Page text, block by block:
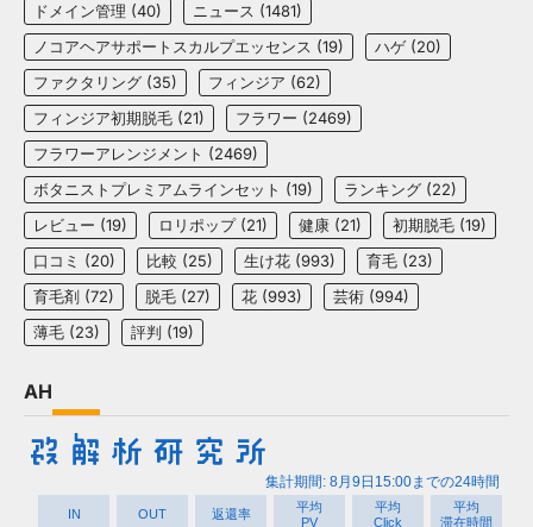
ドメイン管理 (40) ニュース (1481)
ノコアヘアサポートスカルプエッセンス (19) ハゲ (20)
ファクタリング (35) フィンジア (62)
フィンジア初期脱毛 (21) フラワー (2469)
フラワーアレンジメント (2469)
ボタニストプレミアムラインセット (19) ランキング (22)
レビュー (19) ロリポップ(21) 健康 (21) 初期脱毛 (19)
口コミ (20) 比較 (25) 生け花 (993) 育毛 (23)
育毛剤 (72) 脱毛 (27) 花 (993) 芸術 (994)
薄毛 (23) 評判 (19)
AH